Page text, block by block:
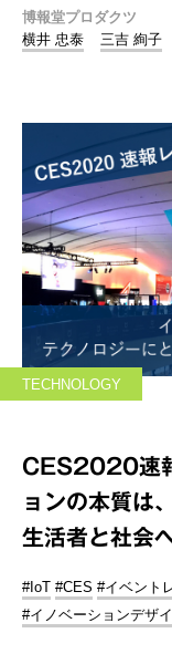
博報堂プロダクツ
横井 忠泰
三吉 絢子
TECHNOLOGY
CES2020速
ョンの本質は
生活者と社会
#IoT #CES #イベント
#イノベーションデザ